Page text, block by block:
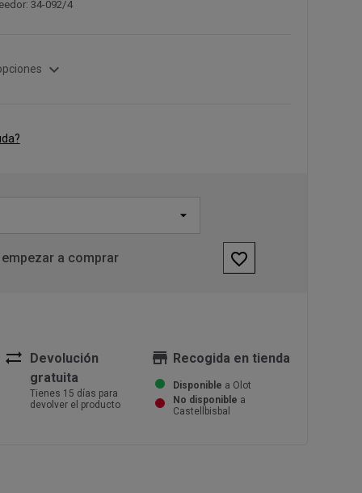
34-092/4
expand_more
a comprar favorite_border
sync_alt
Devolución
gratuita
Tienes 15 días para
devolver el producto
store Recogida en tienda
Disponible a Olot
No disponible a
Castellbisbal